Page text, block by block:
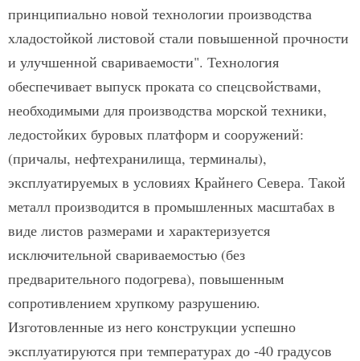
принципиально новой технологии производства
хладостойкой листовой стали повышенной прочности
и улучшенной свариваемости". Технология
обеспечивает выпуск проката со спецсвойствами,
необходимыми для производства морской техники,
ледостойких буровых платформ и сооружений:
(причалы, нефтехранилища, терминалы),
эксплуатируемых в условиях Крайнего Севера. Такой
металл производится в промышленных масштабах в
виде листов размерами и характеризуется
исключительной свариваемостью (без
предварительного подогрева), повышенным
сопротивлением хрупкому разрушению.
Изготовленные из него конструкции успешно
эксплуатируются при температурах до -40 градусов